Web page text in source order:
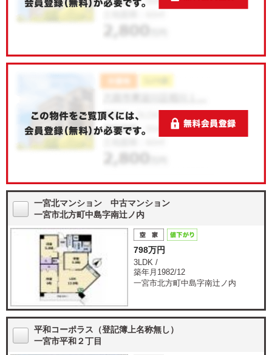
一宮北マンション 中古マンション
一宮市北方町中島字南辻ノ内
798万円
3LDK /
築年月1982/12
一宮市北方町中島字南辻ノ内
平和コーポラス（登記簿上名称無し）
一宮市平和２丁目